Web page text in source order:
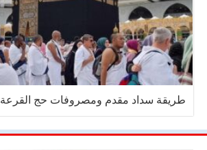
طريقة سداد مقدم ومصروفات حج القرعة 2027